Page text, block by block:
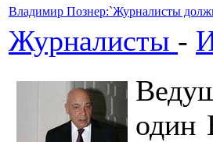
Владимир Познер:`Журналисты
Журналисты -
один